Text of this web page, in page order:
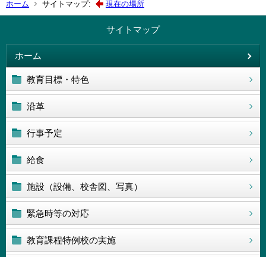
ホーム サイトマップ: 現在の場所
サイトマップ
ホーム
教育目標・特色
沿革
行事予定
給食
施設（設備、校舎図、写真）
緊急時等の対応
教育課程特例校の実施